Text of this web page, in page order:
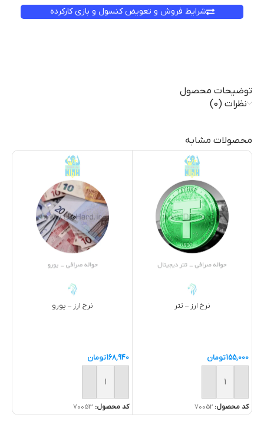
شرایط فروش و تعویض کنسول و بازی کارکرده
توضیحات محصول
نظرات (0)
محصولات مشابه
نرخ ارز – تتر
155,000تومان
خرید
کد محصول: 70052
نرخ ارز – یورو
168,940تومان
خرید
کد محصول: 70053